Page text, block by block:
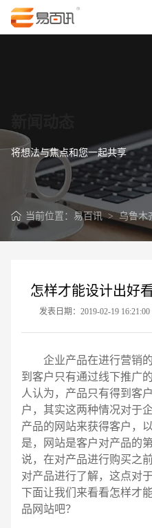
将想法与焦点和您一起共享
当前位置： 易百讯>乌鲁木
怎样才能设计出好
发表日期：2019-02-19
企业产品在进行营销的
到客户只有通过线下推广
人认为，产品只有得到客
户，其实这两种情况对于
产品的网站来获得客户，
是，网站是客户对产品的
说，在对产品进行购买之
对产品进行了解，这点对于
下面让我们来看看怎样才
品网站吧？